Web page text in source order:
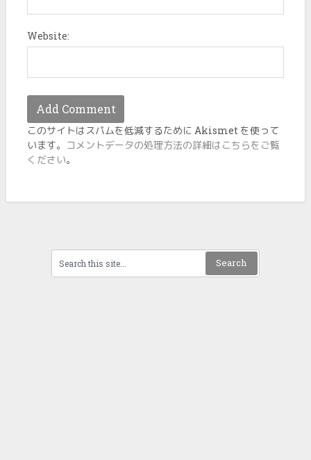
Website:
このサイトはスパムを低減するために Akismet を使って
います。 コメントデータの処理方法の詳細はこちらをご覧
ください。